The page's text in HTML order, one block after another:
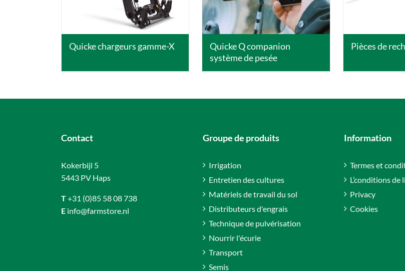
Quicke chargeurs gamme-X
Quicke Q companion
système de pesée
Pièces de
Contact
Kokerbijl 5
5443 PV Haps
T+31 (0)85 58 08 738
E info@farmstore.nl
Groupe de produits
Irrigation
Entretien des cultures
Matériels de travail du sol
Distributeurs d'engrais
Technique de pulvérisation
Nourrir l'écurie
Transport
Semis
Information
Termes et
L’conditions de
Privacy
Cookies